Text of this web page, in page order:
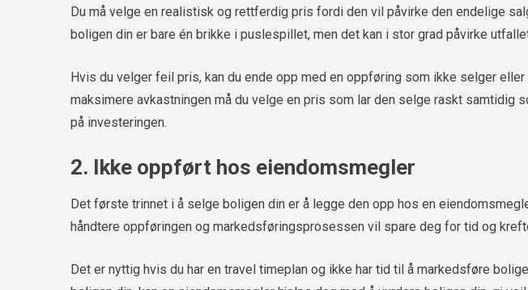
Du må velge en realistisk og rettferdig pris fordi den vil påvirke den endelige
boligen din er bare én brikke i puslespillet, men det kan i stor grad påvirke
Hvis du velger feil pris, kan du ende opp med en oppføring som ikke selger
maksimere avkastningen må du velge en pris som lar den selge raskt samtidig
på investeringen.
2. Ikke oppført hos eiendomsmegler
Det første trinnet i å selge boligen din er å legge den opp hos en
håndtere oppføringen og markedsføringsprosessen vil spare deg for tid og
Det er nyttig hvis du har en travel timeplan og ikke har tid til å markedsføre